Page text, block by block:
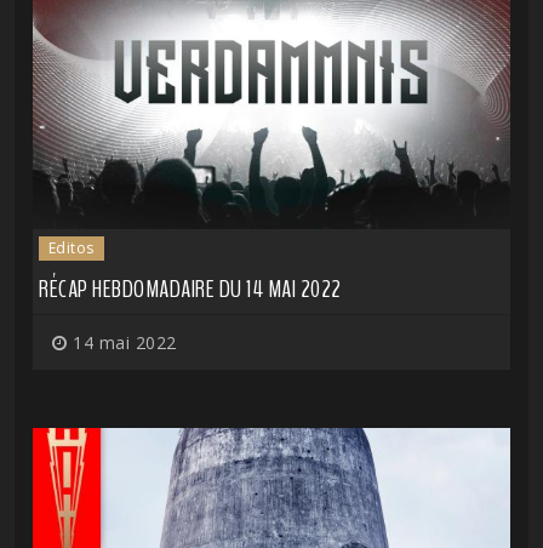
Editos
RÉCAP HEBDOMADAIRE DU 14 MAI 2022
14 mai 2022